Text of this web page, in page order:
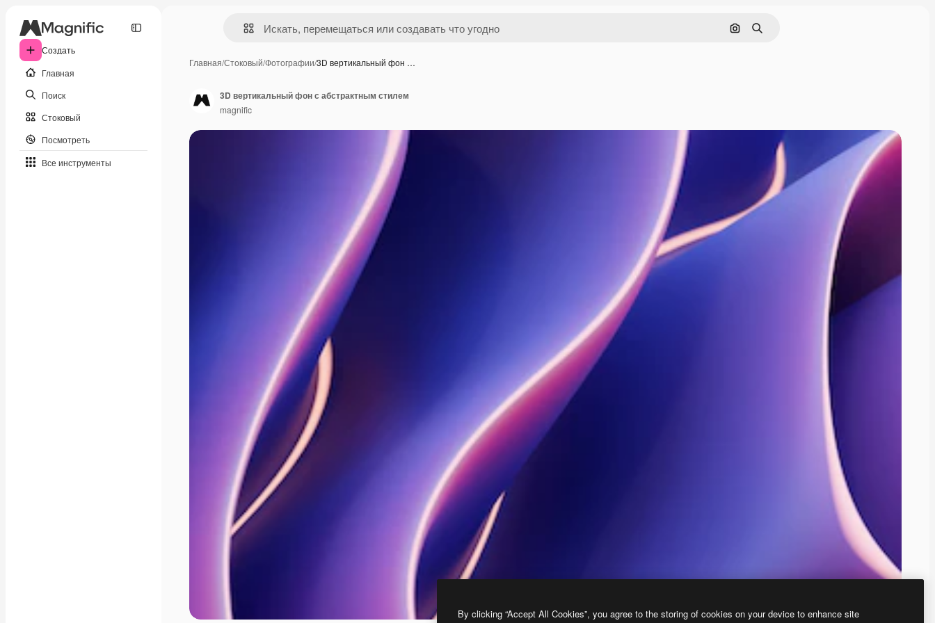
Создать
Главная
Поиск
Стоковый
Посмотреть
Все инструменты
Поиск по изображению
Поиск
Главная/Стоковый/Фотографии/3D вертикальный фон …
3D вертикальный фон с абстрактным стилем
magnific
By clicking “Accept All Cookies”, you agree to the storing of cookies on your device to enhance site